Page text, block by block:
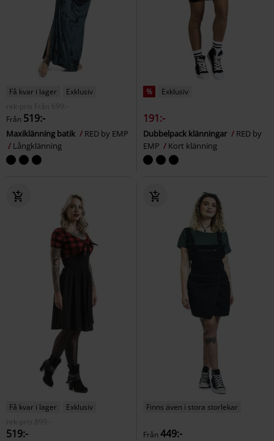
Få kvar i lager
Exklusiv
rek-pris
Från 699:-
Från 519:-
Maxiklänning batik
RED by EMP
Långklänning
% Exklusiv
191:-
Dubbelpack klänningar
RED by
EMP
Kort klänning
Få kvar i lager
Exklusiv
rek-pris
899:-
519:-
Finns även i stora storlekar
Från449:-